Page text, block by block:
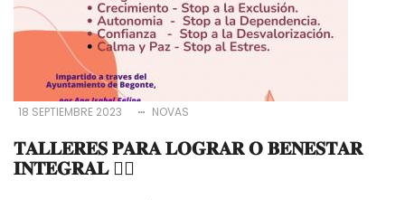
18 SEPTIEMBRE 2023 NOVAS
𝐓𝐀𝐋𝐋𝐄𝐑𝐄𝐒 𝐏𝐀𝐑𝐀 𝐋𝐎𝐆𝐑𝐀𝐑 𝐎 𝐁𝐄𝐍𝐄𝐒𝐓𝐀𝐑
𝐈𝐍𝐓𝐄𝐆𝐑𝐀𝐋 🧘‍♀️